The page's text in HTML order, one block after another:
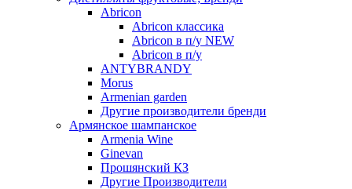
Abricon
Abricon классика
Abricon в п/у NEW
Abricon в п/у
ANTYBRANDY
Morus
Armenian garden
Другие производители бренди
Армянское шампанское
Armenia Wine
Ginevan
Прошянский КЗ
Другие Производители